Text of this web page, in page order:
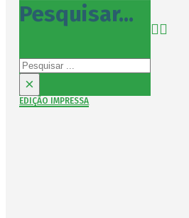
Pesquisar...
Pesquisar
×
EDIÇÃO IMPRESSA